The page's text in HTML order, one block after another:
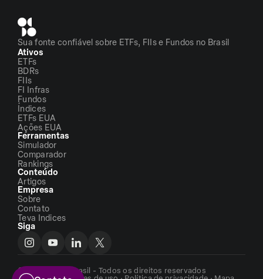
Sua fonte confiável sobre ETFs, FIIs e Fundos no Brasil
Ativos
ETFs
BDRs
FIIs
FI Infras
Fundos
Índices
ETFs EUA
Ações EUA
Ferramentas
Simulador
Comparador
Rankings
Conteúdo
Artigos
Empresa
Sobre
Contato
Teva Indices
Siga
©2026 - ETFs Brasil - Todos os direitos reservados